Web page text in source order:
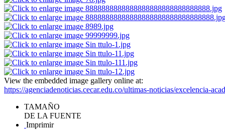
View the embedded image gallery online at:
https://agenciadenoticias.cecar.edu.co/ultimas-noticias/excelencia-
TAMAÑO
DE LA FUENTE
Imprimir